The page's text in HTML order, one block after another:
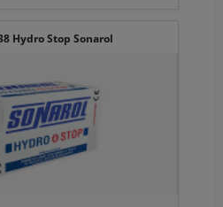
Hydro Stop Sonarol